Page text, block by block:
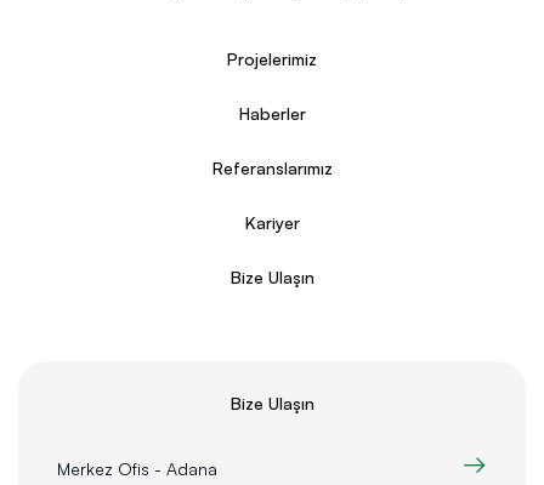
Bize Ulaşın
Merkez Ofis - Adana
Projelerimiz
Haberler
Referanslarımız
Kariyer
Bize Ulaşın